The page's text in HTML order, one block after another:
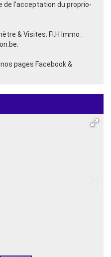
de l'acceptation du proprio-
& Visites: Fl.H Immo :
pages Facebook &